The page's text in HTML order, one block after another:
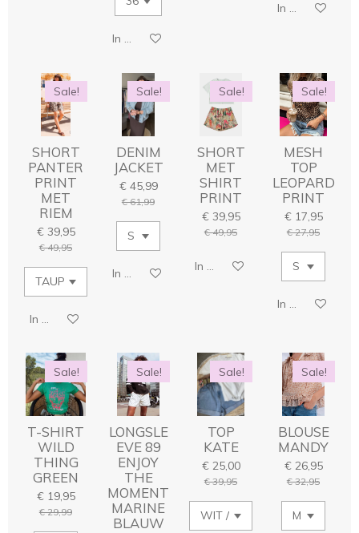
In winkelwagen
In winkelwagen
Sale!
SHORT
PANTER
PRINT
MET
RIEM
€ 39,95
€ 49,95
In winkelwagen
Sale!
DENIM
JACKET
€ 45,99
€ 61,99
In winkelwagen
Sale!
SHORT
MET
SHIRT
PRINT
€ 39,95
€ 49,95
In winkelwagen
Sale!
MESH
TOP
LEOPARD
PRINT
€ 17,95
€ 27,95
In winkelwagen
Sale!
T-SHIRT
WILD
THING
GREEN
€ 19,95
€ 29,99
Sale!
LONGSLE
EVE 89
ENJOY
THE
MOMENT
MARINE
BLAUW
Sale!
TOP
KATE
€ 25,00
€ 39,95
Sale!
BLOUSE
MANDY
€ 26,95
€ 32,95